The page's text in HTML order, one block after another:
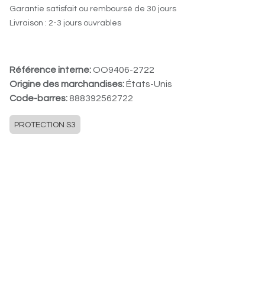
Garantie satisfait ou remboursé de 30 jours
Livraison : 2-3 jours ouvrables
Référence interne:OO9406-2722
Origine des marchandises:États-Unis
Code-barres: 888392562722
PROTECTION S3